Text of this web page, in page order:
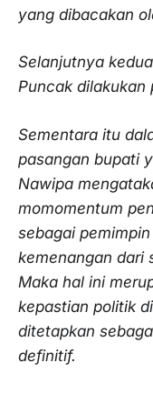
yang dibacakan
Selanjutnya
Puncak dilakukan
Sementara itu
pasangan bupati
Nawipa
momomentum
sebagai
kemenangan dari
Maka hal ini
kepastian politik
ditetapkan
definitif.